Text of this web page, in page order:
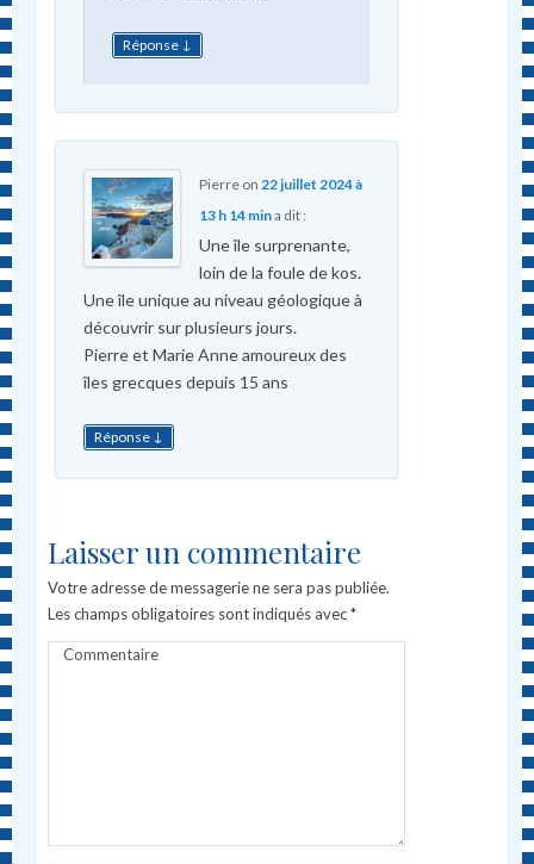
Réponse ↓
Pierreon 22 juillet 2024 à
13 h 14 mina dit :
Une île surprenante,
loin de la foule de kos.
Une île unique au niveau géologique à
découvrir sur plusieurs jours.
Pierre et Marie Anne amoureux des
îles grecques depuis 15 ans
Réponse ↓
Laisser un commentaire
Votre adresse de messagerie ne sera pas publiée.
Les champs obligatoires sont indiqués avec*
Commentaire